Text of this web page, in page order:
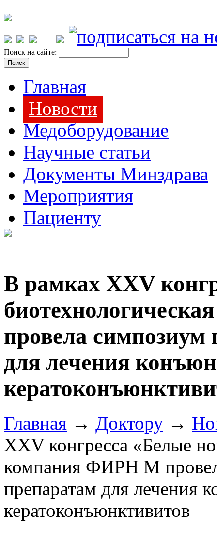
Поиск на сайте:
Главная
Новости
Медоборудование
Научные статьи
Документы Минздрава
Мероприятия
Пациенту
В рамках XXV
провела
для лечения
Главная → Доктору →
XXV конгресса «Белые
компания ФИРН М
препаратам для лечения
кератоконъюнктивитов